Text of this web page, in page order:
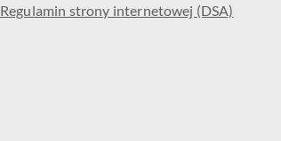
Regulamin strony internetowej (DSA)